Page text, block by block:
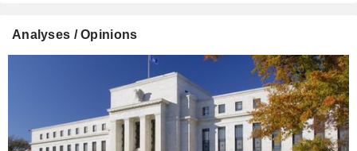
Analyses / Opinions